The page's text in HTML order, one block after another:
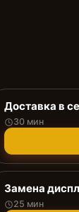
Доставка в
30 мин
Замена
25 мин